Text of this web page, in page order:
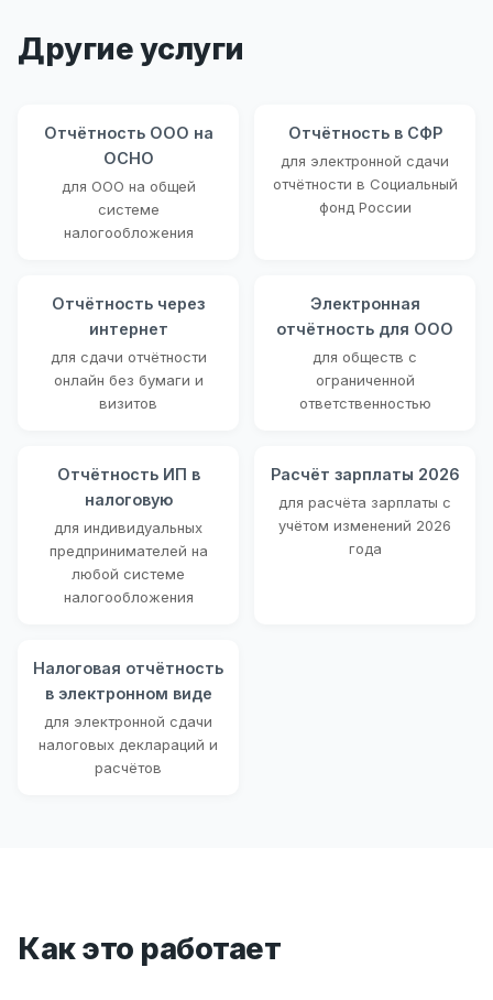
Другие услуги
Отчётность ООО на
ОСНО
для ООО на общей
системе
налогообложения
Отчётность в СФР
для электронной сдачи
отчётности в Социальный
фонд России
Отчётность через
интернет
для сдачи отчётности
онлайн без бумаги и
визитов
Электронная
отчётность для ООО
для обществ с
ограниченной
ответственностью
Отчётность ИП в
налоговую
для индивидуальных
предпринимателей на
любой системе
налогообложения
Расчёт зарплаты 2026
для расчёта зарплаты с
учётом изменений 2026
года
Налоговая отчётность
в электронном виде
для электронной сдачи
налоговых деклараций и
расчётов
Как это работает